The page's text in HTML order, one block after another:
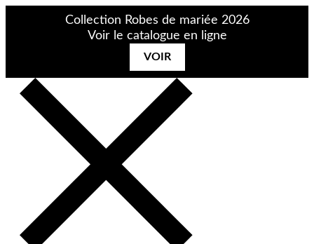
Collection Robes de mariée 2026
Voir le catalogue en ligne
VOIR